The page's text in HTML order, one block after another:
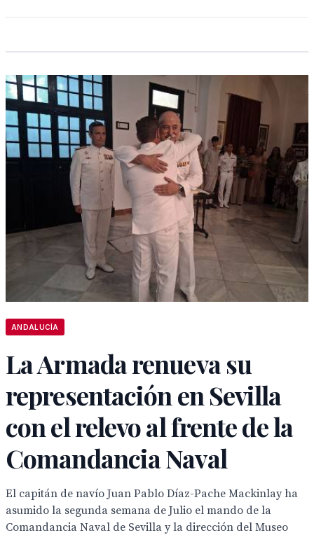
ANDALUCÍA
La Armada renueva su
representación en Sevilla
con el relevo al frente de la
Comandancia Naval
El capitán de navío Juan Pablo Díaz-Pache Mackinlay ha
asumido la segunda semana de Julio el mando de la
Comandancia Naval de Sevilla y la dirección del Museo